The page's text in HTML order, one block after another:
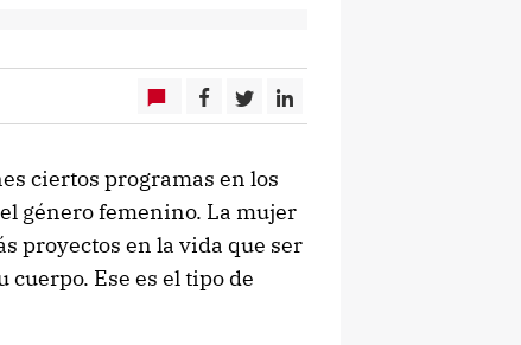
ciertos programas en los
género femenino. La mujer
proyectos en la vida que ser
cuerpo. Ese es el tipo de